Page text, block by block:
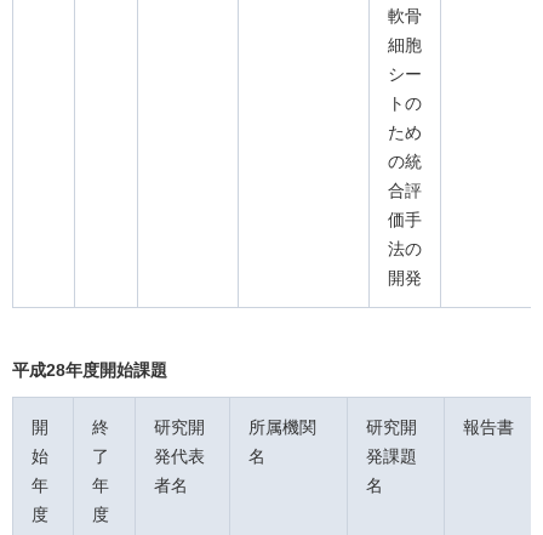
軟骨
細胞
シー
トの
ため
の統
合評
価手
法の
開発
平成28年度開始課題
開
始
年
度
終
了
年
度
研究開
発代表
者名
所属機関
名
研究開
発課題
名
報告書